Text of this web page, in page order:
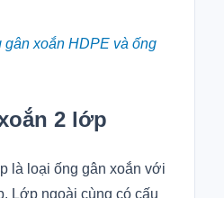
gân xoắn HDPE và ống
2 lớp
là loại ống gân xoắn với
Lớp ngoài cùng có cấu